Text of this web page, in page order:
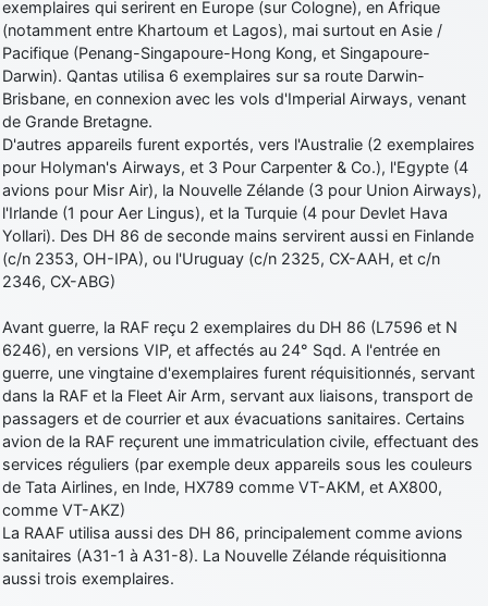
exemplaires qui serirent en Europe (sur Cologne), en Afrique
(notamment entre Khartoum et Lagos), mai surtout en Asie /
Pacifique (Penang-Singapoure-Hong Kong, et Singapoure-
Darwin). Qantas utilisa 6 exemplaires sur sa route Darwin-
Brisbane, en connexion avec les vols d'Imperial Airways, venant
de Grande Bretagne.
D'autres appareils furent exportés, vers l'Australie (2 exemplaires
pour Holyman's Airways, et 3 Pour Carpenter & Co.), l'Egypte (4
avions pour Misr Air), la Nouvelle Zélande (3 pour Union Airways),
l'Irlande (1 pour Aer Lingus), et la Turquie (4 pour Devlet Hava
Yollari). Des DH 86 de seconde mains servirent aussi en Finlande
(c/n 2353, OH-IPA), ou l'Uruguay (c/n 2325, CX-AAH, et c/n
2346, CX-ABG)
Avant guerre, la RAF reçu 2 exemplaires du DH 86 (L7596 et N
6246), en versions VIP, et affectés au 24° Sqd. A l'entrée en
guerre, une vingtaine d'exemplaires furent réquisitionnés, servant
dans la RAF et la Fleet Air Arm, servant aux liaisons, transport de
passagers et de courrier et aux évacuations sanitaires. Certains
avion de la RAF reçurent une immatriculation civile, effectuant des
services réguliers (par exemple deux appareils sous les couleurs
de Tata Airlines, en Inde, HX789 comme VT-AKM, et AX800,
comme VT-AKZ)
La RAAF utilisa aussi des DH 86, principalement comme avions
sanitaires (A31-1 à A31-8). La Nouvelle Zélande réquisitionna
aussi trois exemplaires.